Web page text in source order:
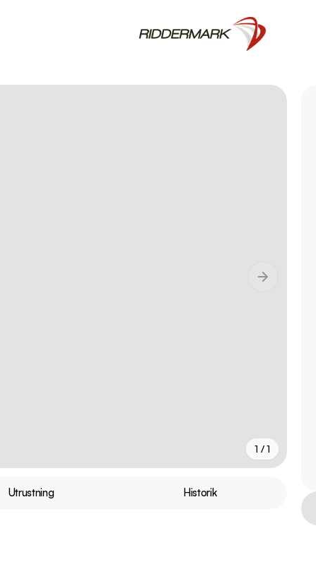
1 / 1
Utrustning Historik